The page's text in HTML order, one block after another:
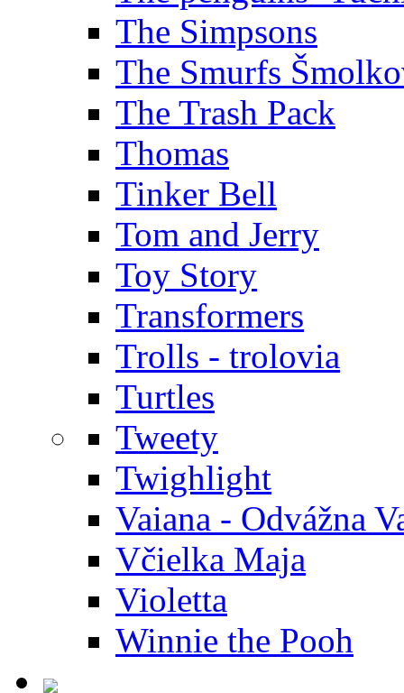
The Simpsons
The Smurfs
The Trash Pack
Thomas
Tinker Bell
Tom and Jerry
Toy Story
Transformers
Trolls - trolovia
Turtles
Tweety
Twighlight
Vaiana - Odvážna
Včielka Maja
Violetta
Winnie the Pooh